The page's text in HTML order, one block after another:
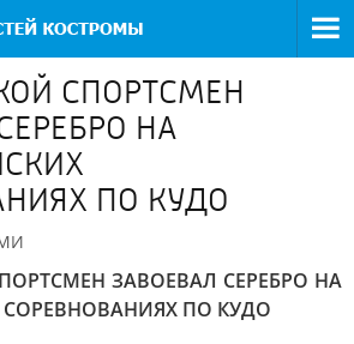
СПОРТСМЕН
НА
ПО КУДО
ЗАВОЕВАЛ СЕРЕБРО НА
ПО КУДО